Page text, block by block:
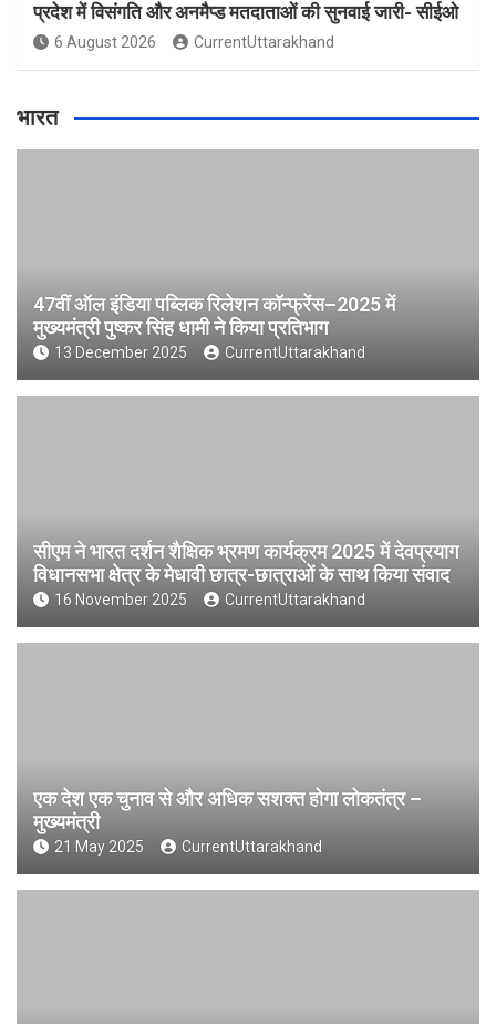
प्रदेश में विसंगति और अनमैप्ड मतदाताओं की सुनवाई जारी- सीईओ
6 August 2026 CurrentUttarakhand
भारत
47वीं ऑल इंडिया पब्लिक रिलेशन कॉन्फ्रेंस–2025 में
मुख्यमंत्री पुष्कर सिंह धामी ने किया प्रतिभाग
13 December 2025 CurrentUttarakhand
सीएम ने भारत दर्शन शैक्षिक भ्रमण कार्यक्रम 2025 में देवप्रयाग
विधानसभा क्षेत्र के मेधावी छात्र-छात्राओं के साथ किया संवाद
16 November 2025 CurrentUttarakhand
एक देश एक चुनाव से और अधिक सशक्त होगा लोकतंत्र –
मुख्यमंत्री
21 May 2025 CurrentUttarakhand